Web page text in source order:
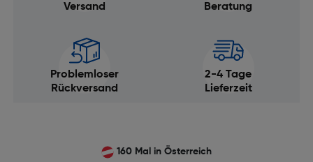
Versand
Beratung
Problemloser
Rückversand
2-4 Tage
Lieferzeit
160 Mal in Österreich